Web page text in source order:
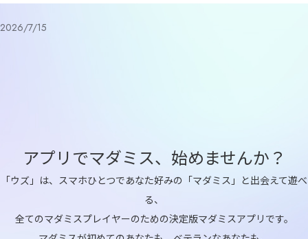
2026/7/15
アプリでマダミス、始めませんか？
「ウズ」は、スマホひとつであなた好みの「マダミス」と出会えて遊べ
る、
全てのマダミスプレイヤーのための決定版マダミスアプリです。